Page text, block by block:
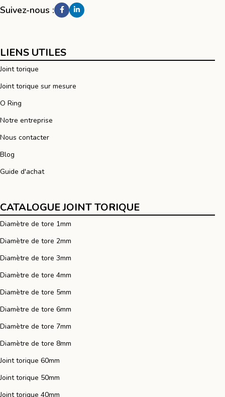
Suivez-nous :
LIENS UTILES
Joint torique
Joint torique sur mesure
O Ring
Notre entreprise
Nous contacter
Blog
Guide d'achat
CATALOGUE JOINT TORIQUE
Diamètre de tore 5mm
Diamètre de tore 6mm
Diamètre de tore 7mm
Diamètre de tore 8mm
Joint torique 60mm
Joint torique 50mm
Joint torique 40mm
Diamètre de tore 1mm
Diamètre de tore 2mm
Diamètre de tore 3mm
Diamètre de tore 4mm